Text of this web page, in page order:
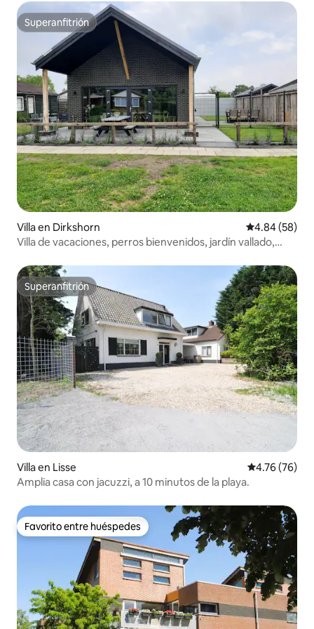
Superanfitrión
Superanfitrión
Villa en Dirkshorn Calificación
4.84 (58)
Villa de vacaciones, perros bienvenidos, jardín vallado,
Superanfitrión
Superanfitrión
Villa en Lisse Calificación
4.76 (76)
Amplia casa con jacuzzi, a 10 minutos de la playa.
Favorito entre huéspedes
Favorito entre huéspedes